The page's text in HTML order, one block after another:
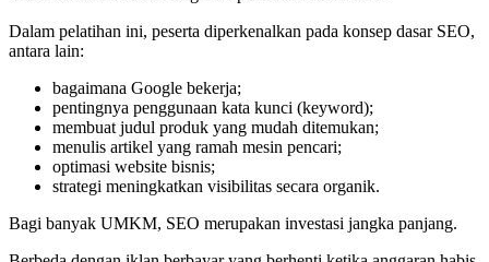
Dalam pelatihan ini, peserta diperkenalkan pada konsep dasar SEO,
antara lain:
bagaimana Google bekerja;
pentingnya penggunaan kata kunci (keyword);
membuat judul produk yang mudah ditemukan;
menulis artikel yang ramah mesin pencari;
optimasi website bisnis;
strategi meningkatkan visibilitas secara organik.
Bagi banyak UMKM, SEO merupakan investasi jangka panjang.